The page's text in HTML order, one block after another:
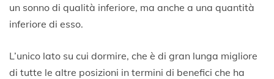
un sonno di qualità inferiore, ma anche a una quantità
inferiore di esso.
L’unico lato su cui dormire, che è di gran lunga migliore
di tutte le altre posizioni in termini di benefici che ha